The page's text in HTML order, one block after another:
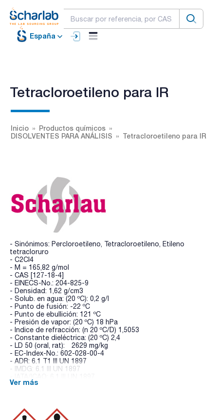
España
Tetracloroetileno para IR
Inicio
Productos químicos
DISOLVENTES PARA ANÁLISIS
Tetracloroetileno para IR
- Sinónimos: Percloroetileno, Tetracloroetileno, Etileno
tetracloruro
- C2Cl4
- M = 165,82 g/mol
- CAS [127-18-4]
- EINECS-No.: 204-825-9
- Densidad: 1,62 g/cm3
- Solub. en agua: (20 ºC): 0,2 g/l
- Punto de fusión: -22 ºC
- Punto de ebullición: 121 ºC
- Presión de vapor: (20 ºC) 18 hPa
- Indice de refracción: (n 20 ºC/D) 1,5053
- Constante dieléctrica: (20 ºC) 2,4
- LD 50 (oral, rat): 2629 mg/kg
- EC-Index-No.: 602-028-00-4
- ADR: 6.1 T1 III UN 1897
- IMDG: 6.1 III UN 1897
- Palabra de advertencia-GHS: Atención
P405 - P501a
- Partida arancelaria: 2903 23 00 00
Ver más